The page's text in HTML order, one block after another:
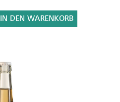
IN DEN WARENKORB